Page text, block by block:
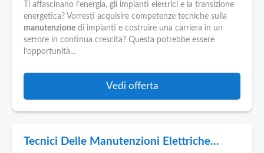
Pubblica
Offerte
Area
Ti affascinano l’energia, gli impianti elettrici e la transizione
energetica? Vorresti acquisire competenze tecniche sulla
manutenzione di impianti e costruire una carriera in un
settore in continua crescita? Questa potrebbe essere
l’opportunità...
Vedi offerta
Tecnici Delle Manutenzioni Elettriche...